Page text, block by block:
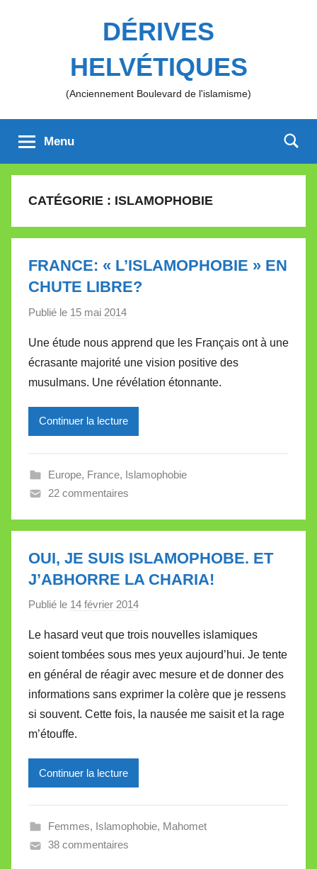
DÉRIVES
HELVÉTIQUES
(Anciennement Boulevard de l'islamisme)
Menu
CATÉGORIE : ISLAMOPHOBIE
FRANCE: « L’ISLAMOPHOBIE » EN
CHUTE LIBRE?
Publié le 15 mai 2014
r
M
i
r
e
l
e
a
e
t
Une étude nous apprend que les Français ont à une
écrasante majorité une vision positive des
musulmans. Une révélation étonnante.
Continuer la lecture
Europe, France, Islamophobie
22 commentaires
OUI, JE SUIS ISLAMOPHOBE. ET
J’ABHORRE LA CHARIA!
Publié le 14 février 2014
r
M
i
r
e
a
Le hasard veut que trois nouvelles islamiques
soient tombées sous mes yeux aujourd’hui. Je tente
en général de réagir avec mesure et de donner des
informations sans exprimer la colère que je ressens
si souvent. Cette fois, la nausée me saisit et la rage
m’étouffe.
Continuer la lecture
Femmes, Islamophobie, Mahomet
38 commentaires